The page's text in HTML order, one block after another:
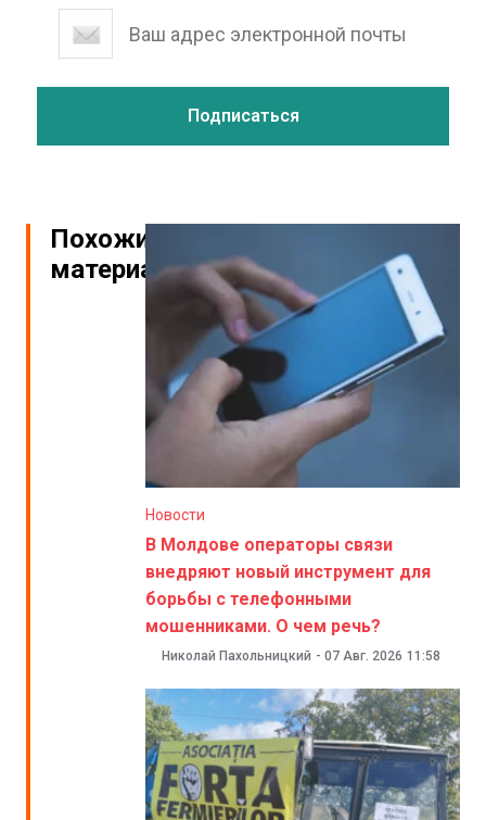
Похожие
материалы
Новости
В Молдове операторы связи
внедряют новый инструмент для
борьбы с телефонными
мошенниками. О чем речь?
Николай Пахольницкий - 07 Авг. 2026 11:58